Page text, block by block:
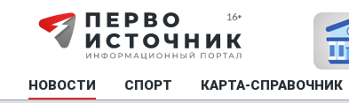
НОВОСТИ СПОРТ КАРТА-СПРАВОЧНИК